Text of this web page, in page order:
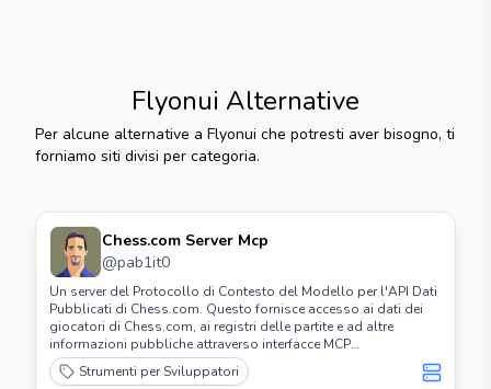
Flyonui Alternative
Per alcune alternative a Flyonui che potresti aver bisogno, ti
forniamo siti divisi per categoria.
Chess.com Server Mcp
@pab1it0
Un server del Protocollo di Contesto del Modello per l'API Dati
Pubblicati di Chess.com. Questo fornisce accesso ai dati dei
giocatori di Chess.com, ai registri delle partite e ad altre
informazioni pubbliche attraverso interfacce MCP
standardizzate, consentendo agli assistenti AI di cercare e
analizzare informazioni sul gioco degli scacchi.
Strumenti per Sviluppatori